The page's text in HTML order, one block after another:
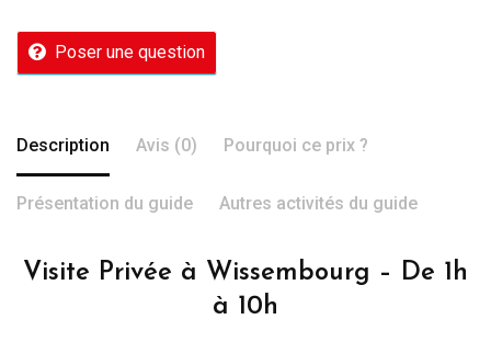
Poser une question
Description Avis (0) Pourquoi ce prix ?
Présentation du guide Autres activités du guide
Visite Privée à Wissembourg – De 1h
à 10h